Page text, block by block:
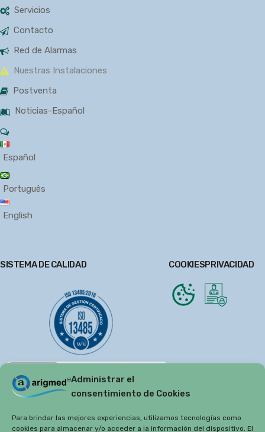
Administrar el
consentimiento de Cookies
Para brindar las mejores experiencias, utilizamos tecnologías como
cookies para almacenar y/o acceder a la información del dispositivo. El
Servicios
Contacto
Red de Alarmas
Nuestras Instalaciones
Postventa
Noticias-Español
Español
Português
English
SISTEMA DE CALIDAD COOKIESPRIVACIDAD